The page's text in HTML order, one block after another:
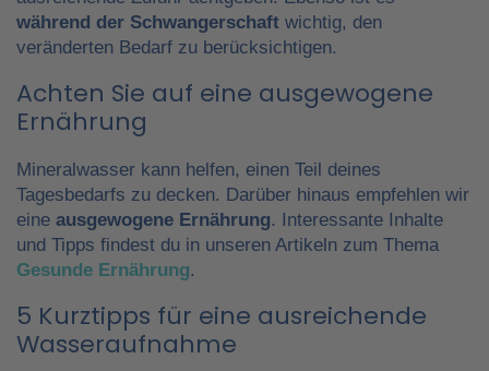
während der Schwangerschaft wichtig, den
veränderten Bedarf zu berücksichtigen.
Achten Sie auf eine ausgewogene
Ernährung
Mineralwasser kann helfen, einen Teil deines
Tagesbedarfs zu decken. Darüber hinaus empfehlen wir
eine ausgewogene Ernährung. Interessante Inhalte
und Tipps findest du in unseren Artikeln zum Thema
Gesunde Ernährung.
5 Kurztipps für eine ausreichende
Wasseraufnahme